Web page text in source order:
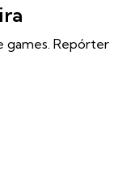
games. Repórter